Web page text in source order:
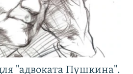
"адвоката Пушкина".